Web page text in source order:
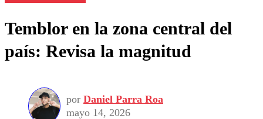
Temblor en la zona central del
país: Revisa la magnitud
por Daniel Parra Roa
mayo 14, 2026